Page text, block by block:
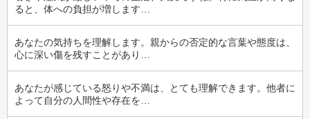
ると、体への負担が増します…
あなたの気持ちを理解します。親からの否定的な言葉や態度は、
心に深い傷を残すことがあり…
あなたが感じている怒りや不満は、とても理解できます。他者に
よって自分の人間性や存在を…